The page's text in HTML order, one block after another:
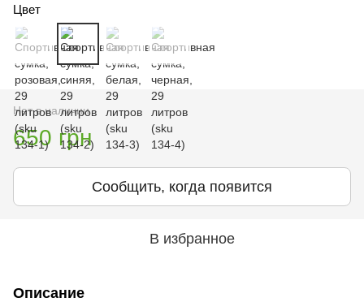
Цвет
Нет в наличии
650 грн
Сообщить, когда появится
В избранное
Описание